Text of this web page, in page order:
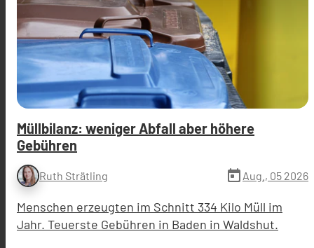
Müllbilanz: weniger Abfall aber höhere
Gebühren
Ruth Strätling today Aug., 05 2026
Menschen erzeugten im Schnitt 334 Kilo Müll im
Jahr. Teuerste Gebühren in Baden in Waldshut.